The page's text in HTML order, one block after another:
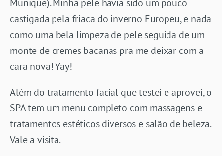
Munique). Minha pele havia sido um pouco
castigada pela friaca do inverno Europeu, e nada
como uma bela limpeza de pele seguida de um
monte de cremes bacanas pra me deixar com a
cara nova! Yay!
Além do tratamento facial que testei e aprovei, o
SPA tem um menu completo com massagens e
tratamentos estéticos diversos e salão de beleza.
Vale a visita.